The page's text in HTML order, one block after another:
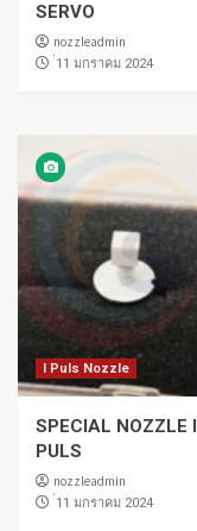
SERVO
nozzleadmin
่11 มกราคม 2024
I Puls Nozzle
SPECIAL NOZZLE I
PULS
nozzleadmin
่11 มกราคม 2024